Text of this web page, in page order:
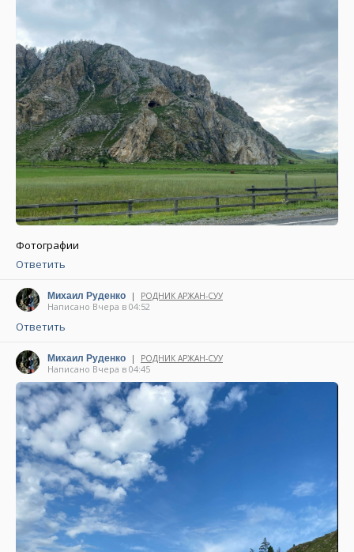
Фотографии
Ответить
Михаил Руденко | РОДНИК АРЖАН-СУУ
Написано Вчера в 04:52
Ответить
Михаил Руденко | РОДНИК АРЖАН-СУУ
Написано Вчера в 04:45